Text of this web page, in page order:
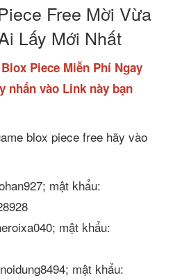
Free Mời Vừa
Lấy Mới Nhất
Piece Miễn Phí Ngay
nhấn vào Link này bạn
blox piece free hãy vào
mật khẩu:
mật khẩu:
mật khẩu: